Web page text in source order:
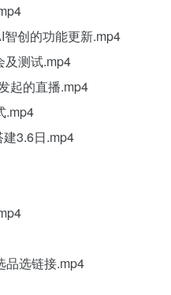
智创的功能更新.mp4
及测试.mp4
起的直播.mp4
.mp4
建3.6日.mp4
品选链接.mp4